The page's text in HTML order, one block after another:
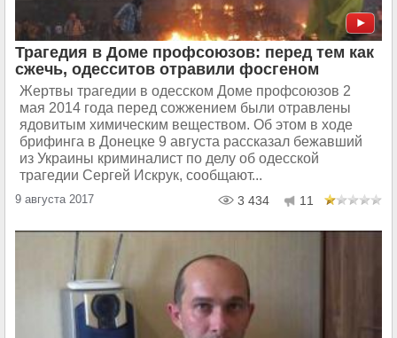
Трагедия в Доме профсоюзов: перед тем как
сжечь, одесситов отравили фосгеном
Жертвы трагедии в одесском Доме профсоюзов 2
мая 2014 года перед сожжением были отравлены
ядовитым химическим веществом. Об этом в ходе
брифинга в Донецке 9 августа рассказал бежавший
из Украины криминалист по делу об одесской
трагедии Сергей Искрук, сообщают...
9 августа 2017 3 434 11